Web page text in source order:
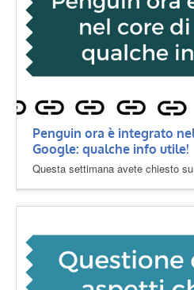
Penguin ora è integrato
Google: qualche info utile!
Questa settimana avete chiesto